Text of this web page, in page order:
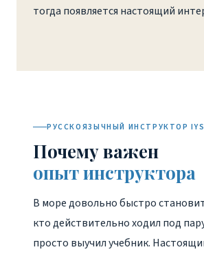
тогда появляется настоящий
РУССКОЯЗЫЧНЫЙ ИНСТРУКТОР
Почему важен
опыт инструктора
В море довольно быстро
кто действительно ходил под
просто выучил учебник.